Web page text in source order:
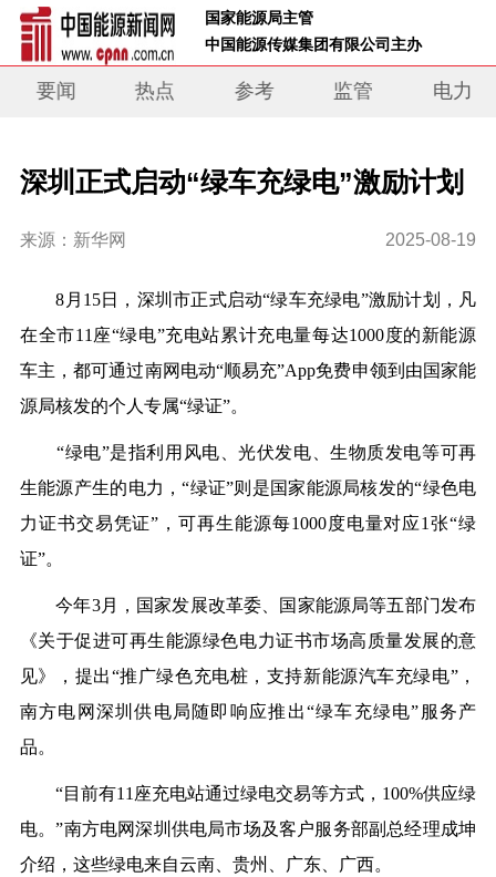
国家能源局主管
中国能源传媒集团有限公司主办
要闻 热点 参考 监管 电力
深圳正式启动“绿车充绿电”激励计划
来源：新华网 2025-08-19
8月15日，深圳市正式启动“绿车充绿电”激励计划，凡
在全市11座“绿电”充电站累计充电量每达1000度的新能源
车主，都可通过南网电动“顺易充”App免费申领到由国家能
源局核发的个人专属“绿证”。
“绿电”是指利用风电、光伏发电、生物质发电等可再
生能源产生的电力，“绿证”则是国家能源局核发的“绿色电
力证书交易凭证”，可再生能源每1000度电量对应1张“绿
证”。
今年3月，国家发展改革委、国家能源局等五部门发布
《关于促进可再生能源绿色电力证书市场高质量发展的意
见》，提出“推广绿色充电桩，支持新能源汽车充绿电”，
南方电网深圳供电局随即响应推出“绿车充绿电”服务产
品。
“目前有11座充电站通过绿电交易等方式，100%供应绿
电。”南方电网深圳供电局市场及客户服务部副总经理成坤
介绍，这些绿电来自云南、贵州、广东、广西。